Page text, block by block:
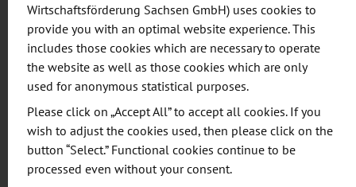
Für Unternehmer stellt es immer häufiger einen
Glücksfall dar, wenn ein Nachfolger gefunden wird.
In der Euphorie der Unternehmensübertragung
sollten jedoch erbrechtliche Fragestellungen nicht
vergessen werden. Was bringt die beste
Unternehmensnachfolge, wenn im Nachgang der
Familienfrieden gestört ist?
Wirtschaftsförderung Sachsen GmbH) uses cookies to
provide you with an optimal website experience. This
includes those cookies which are necessary to operate
the website as well as those cookies which are only
used for anonymous statistical purposes.
Please click on „Accept All” to accept all cookies. If you
wish to adjust the cookies used, then please click on the
button “Select.” Functional cookies continue to be
processed even without your consent.